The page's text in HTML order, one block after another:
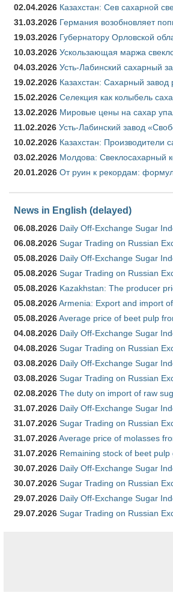
02.04.2026 Казахстан: Сев сахарной
31.03.2026 Германия возобновляет
19.03.2026 Губернатору Орловской
10.03.2026 Ускользающая маржа
04.03.2026 Усть-Лабинский сахарный
19.02.2026 Казахстан: Сахарный завод
15.02.2026 Селекция как колыбель
13.02.2026 Мировые цены на сахар
11.02.2026 Усть-Лабинский завод
10.02.2026 Казахстан: Производители
03.02.2026 Молдова: Свеклосахарный
20.01.2026 От руин к рекордам:
News in English (delayed)
06.08.2026 Daily Off-Exchange Sugar
06.08.2026 Sugar Trading on Russian
05.08.2026 Daily Off-Exchange Sugar
05.08.2026 Sugar Trading on Russian
05.08.2026 Kazakhstan: The producer
05.08.2026Armenia: Export and import
05.08.2026Average price of beet pulp
04.08.2026 Daily Off-Exchange Sugar
04.08.2026 Sugar Trading on Russian
03.08.2026 Daily Off-Exchange Sugar
03.08.2026 Sugar Trading on Russian
02.08.2026 The duty on import of raw
31.07.2026 Daily Off-Exchange Sugar
31.07.2026 Sugar Trading on Russian
31.07.2026Average price of molasses
31.07.2026 Remaining stock of beet
30.07.2026 Daily Off-Exchange Sugar
30.07.2026 Sugar Trading on Russian
29.07.2026 Daily Off-Exchange Sugar
29.07.2026 Sugar Trading on Russian